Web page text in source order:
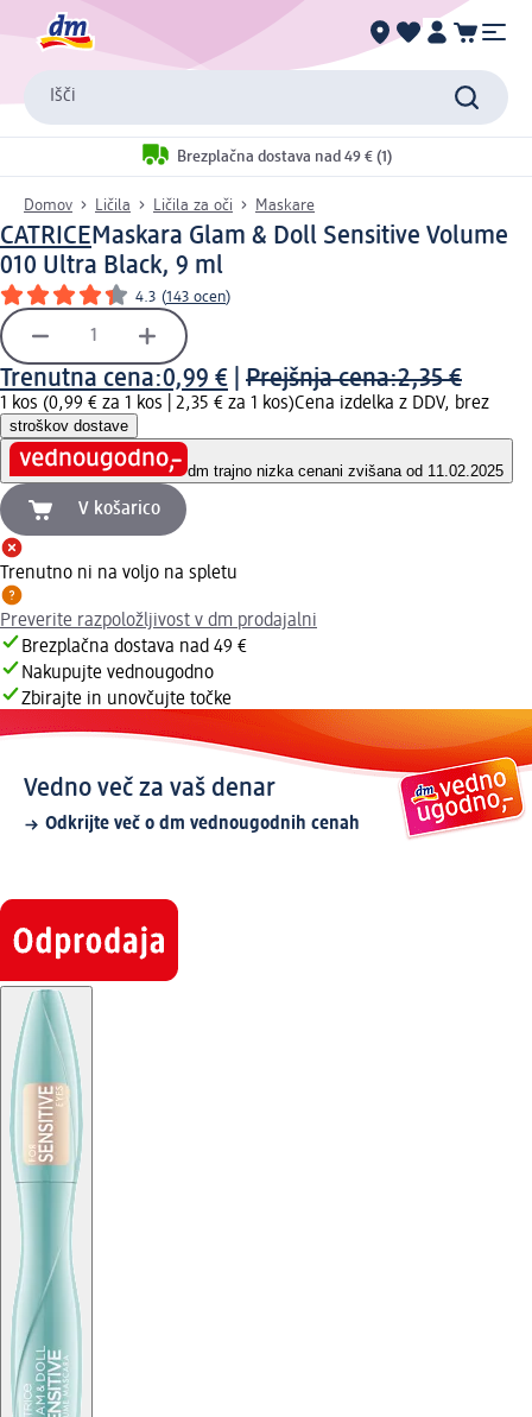
Išči
Brezplačna dostava nad 49 € (1)
Domov Ličila Ličila za oči Maskare
CATRICEMaskara Glam & Doll Sensitive Volume
010 Ultra Black, 9 ml
4.3 (143 ocen)
Trenutna cena:0,99 € Prejšnja cena:2,35 €
1 kos (0,99 € za 1 kos | 2,35 € za 1 kos)Cena izdelka z DDV, brez
stroškov dostave
dm trajno nizka cenani zvišana od 11.02.2025
V košarico
Trenutno ni na voljo na spletu
Preverite razpoložljivost v dm prodajalni
Brezplačna dostava nad 49 €
Nakupujte vednougodno
Zbirajte in unovčujte točke
Vedno več za vaš denar
Odkrijte več o dm vednougodnih cenah